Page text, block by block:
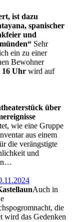
ist dazu
spanischer
und
Sehr
ein zu einer
Bewohner
16 Uhr wird auf
über
wie eine Gruppe
aus einem
die verängstigte
und
Auch in
die
wird das Gedenken